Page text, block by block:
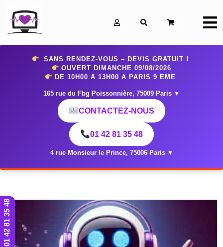
SANS RENDEZ-VOUS – DEVIS GRATUIT !
OUVERT DIMANCHE 09/08/2026
DE 10H00 A 13H00 A PARIS 9 EME
165 rue du Fbg Poissonnière, 75009 Paris ▼
CONTACTEZ-NOUS
01 42 81 35 48
4 rue Monsieur le Prince, 75006 Paris ▼
01 42 81 35 48